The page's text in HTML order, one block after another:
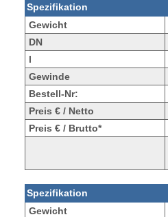
Spezifikation
Gewicht
DN
l
Gewinde
Bestell-Nr:
Preis € / Netto
Preis € / Brutto*
Spezifikation
Gewicht